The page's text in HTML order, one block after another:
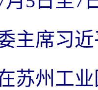
主席习
苏州工